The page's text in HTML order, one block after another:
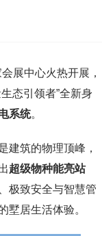
展中心火热开展，
态引领者”全新身
系统。
建筑的物理顶峰，
超级物种能亮站
极致安全与智慧管
墅居生活体验。